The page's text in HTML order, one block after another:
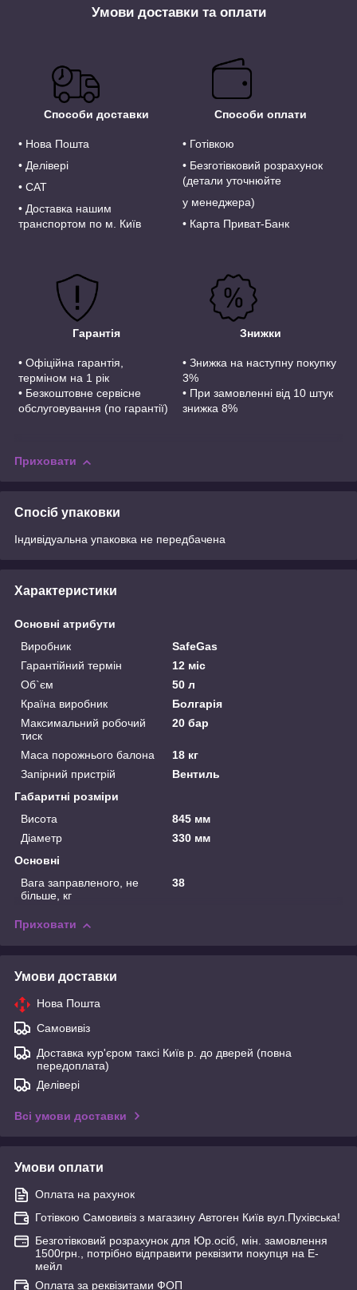
Умови доставки та оплати
Способи доставки Способи оплати
• Нова Пошта
• Делівері
• САТ
• Доставка нашим
транспортом по м. Київ
• Готівкою
• Безготівковий розрахунок
(детали уточнюйте
у менеджера)
• Карта Приват-Банк
Гарантія Знижки
• Офіційна гарантія,
терміном на 1 рік
• Безкоштовне сервісне
обслуговування (по гарантії)
• Знижка на наступну покупку
3%
• При замовленні від 10 штук
знижка 8%
Приховати
Спосіб упаковки
Індивідуальна упаковка не передбачена
Характеристики
Основні атрибути
Виробник
SafeGas
Гарантійний термін
12 міс
Об`єм
50 л
Країна виробник
Болгарія
Максимальний робочий
тиск
20 бар
Маса порожнього балона
18 кг
Запірний пристрій
Вентиль
Габаритні розміри
Висота
845 мм
Діаметр
330 мм
Основні
Вага заправленого, не
більше, кг
38
Приховати
Умови доставки
Нова Пошта
Самовивіз
Доставка кур'єром таксі Київ р. до дверей (повна
передоплата)
Делівері
Всі умови доставки
Умови оплати
Оплата на рахунок
Готівкою Самовивіз з магазину Автоген Київ вул.Пухівська!
Безготівковий розрахунок для Юр.осіб, мін. замовлення
1500грн., потрібно відправити реквізити покупця на Е-
мейл
Оплата за реквізитами ФОП